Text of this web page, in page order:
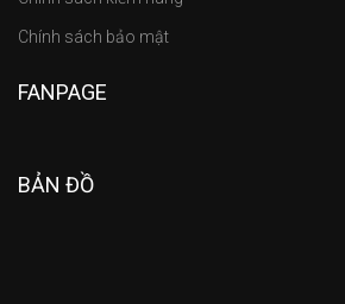
Chính sách bảo mật
FANPAGE
BẢN ĐỒ